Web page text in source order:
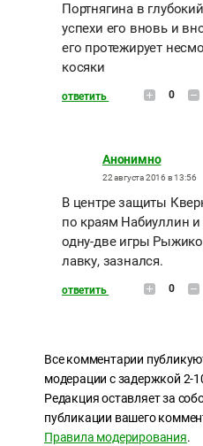
Портнягина в
успехи его вновь и
его протежирует
косяки
ответить 0
Анонимно
22 августа 2016 в 13:56
В центре защиты
по краям Набиуллин и
одну-две игры
лавку, зазнался.
ответить 0
Все комментарии
модерации с задержкой 2-
Редакция оставляет за
публикации вашего
Правила модерирования.